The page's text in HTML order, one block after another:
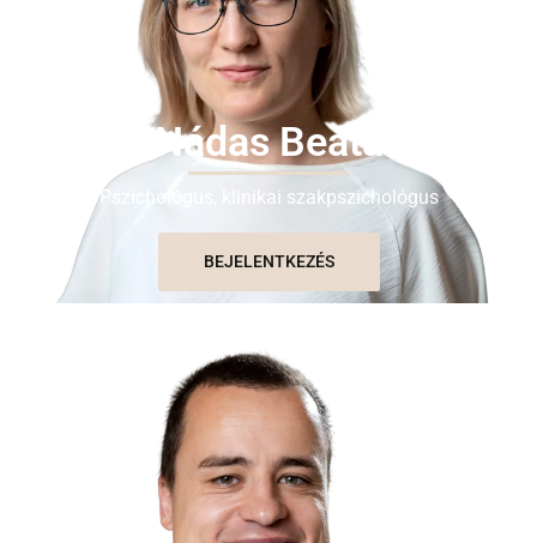
Nádas Beáta
Pszichológus, klinikai szakpszichológus
BEJELENTKEZÉS